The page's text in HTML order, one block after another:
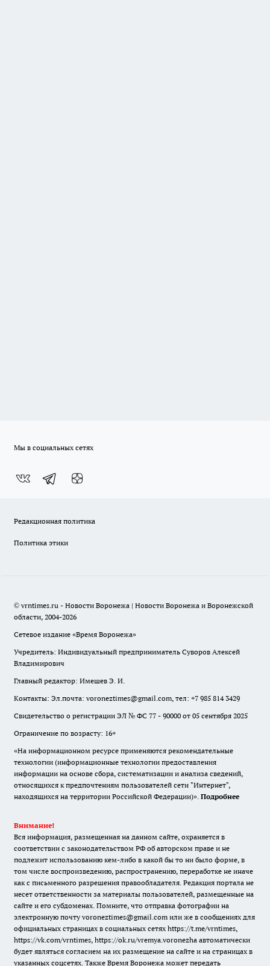
Мы в социальных сетях
Редакционная политика
Политика этики
© vrntimes.ru - Новости Воронежа | Новости Воронежа и Воронежской
области, 2004-2026
Сетевое издание «Время Воронежа»
Учредитель: Индивидуальный предприниматель Суворов Алексей
Владимирович
Главный редактор: Имешев Э. И.
Контакты: Эл.почта: voroneztimes@gmail.com, тел: +7 985 814 3429
Свидетельство о регистрации ЭЛ № ФС 77 - 90000 от 05 сентября 2025
Ограничение по возрасту: 16+
«На информационном ресурсе применяются рекомендательные
технологии (информационные технологии предоставления
информации на основе сбора, систематизации и анализа сведений,
относящихся к предпочтениям пользователей сети "Интернет",
находящихся на территории Российской Федерации)». Подробнее
Внимание!
Вся информация, размещенная на данном сайте, охраняется в
соответствии с законодательством РФ об авторском праве и не
подлежит использованию кем-либо в какой бы то ни было форме, в
том числе воспроизведению, распространению, переработке не иначе
как с письменного разрешения правообладателя. Редакция портала не
несет ответственности за материалы пользователей, размещенные на
сайте и его субдоменах. Помните, что отправка фотографии на
электронную почту voroneztimes@gmail.com или же в сообщениях для
официальных страницах в социальных сетях https://t.me/vrntimes,
https://vk.com/vrntimes, https://ok.ru/vremya.voronezha автоматически
будет являться согласием на их размещение на сайте и на страницах в
указанных соцсетях. Также Время Воронежа может передать